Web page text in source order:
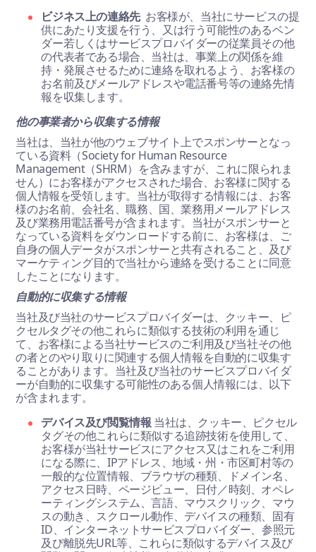
ビジネス上の連絡先お客様が、当社にサービスの提
供にあたり支援を行う、又は行う可能性のあるベン
ダー若しくはサービスプロバイダーの従業員その他
の代表者である場合、当社は、事業上の関係を維
持・発展させるために連絡を取れるよう、お客様の
お名前及びメールアドレスや電話番号等の連絡先情
報を収集します。
他の事業者から収集する情報
当社は、当社が他のウェブサイト上でスポンサーとなっ
ている資料（Society for Human Resource
Management（SHRM）を含みますが、これに限られま
せん）にお客様がアクセスされた場合、お客様に関する
個人情報を受領します。当社が取得する情報には、お客
様のお名前、会社名、職務、国、業務用メールアドレス
及び業務用電話番号が含まれます。当社がスポンサーと
なっている資料をダウンロードする前に、お客様は、ご
自身の個人データがスポンサーと共有されること、及び
マーケティング目的で当社から連絡を受けることに同意
したことになります。
自動的に収集する情報
当社及び当社のサービスプロバイダーは、クッキー、ピ
クセルタグその他これらに類似する技術の利用を通じ
て、お客様による当社サービスのご利用及び当社その他
の者とのやり取りに関連する個人情報を自動的に収集す
ることがあります。当社及び当社のサービスプロバイダ
ーが自動的に収集する可能性のある個人情報には、以下
が含まれます。
デバイス及び閲覧情報 当社は、クッキー、ピクセル
タグその他これらに類似する追跡技術を使用して、
お客様が当社サービスにアクセス又はこれをご利用
になる際に、IPアドレス、地域・州・市区町村等の
一般的な位置情報、ブラウザの種類、ドメイン名、
アクセス日時、ページビュー、日付／時刻、オペレ
ーティングシステム、言語、マウスクリック、マウ
スの動き、スクロール動作、デバイスの種類、固有
ID、インターネットサービスプロバイダー、参照元
及び離脱先URL等、これらに類似するデバイス及び